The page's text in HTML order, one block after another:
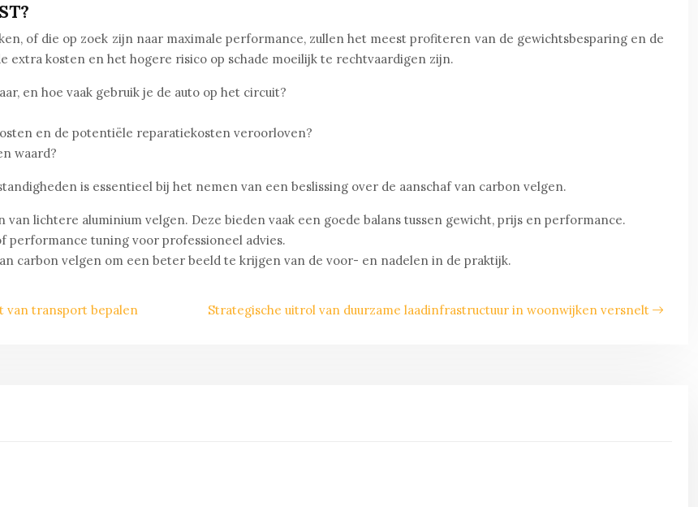
of die op zoek zijn naar maximale performance, zullen het meest profiteren van de gewichtsbesparing en de
extra kosten en het hogere risico op schade moeilijk te rechtvaardigen zijn.
en hoe vaak gebruik je de auto op het circuit?
en de potentiële reparatiekosten veroorloven?
waard?
is essentieel bij het nemen van een beslissing over de aanschaf van carbon velgen.
van lichtere aluminium velgen. Deze bieden vaak een goede balans tussen gewicht, prijs en performance.
performance tuning voor professioneel advies.
carbon velgen om een beter beeld te krijgen van de voor- en nadelen in de praktijk.
van transport bepalen Strategische uitrol van duurzame laadinfrastructuur in woonwijken versnelt